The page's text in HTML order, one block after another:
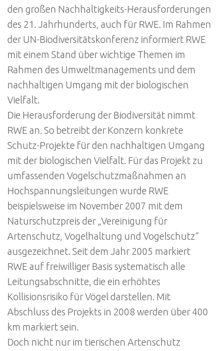
den großen Nachhaltigkeits-Herausforderungen
des 21. Jahrhunderts, auch für RWE. Im Rahmen
der UN-Biodiversitätskonferenz informiert RWE
mit einem Stand über wichtige Themen im
Rahmen des Umweltmanagements und dem
nachhaltigen Umgang mit der biologischen
Vielfalt.
Die Herausforderung der Biodiversität nimmt
RWE an. So betreibt der Konzern konkrete
Schutz-Projekte für den nachhaltigen Umgang
mit der biologischen Vielfalt. Für das Projekt zu
umfassenden Vogelschutzmaßnahmen an
Hochspannungsleitungen wurde RWE
beispielsweise im November 2007 mit dem
Naturschutzpreis der „Vereinigung für
Artenschutz, Vogelhaltung und Vogelschutz“
ausgezeichnet. Seit dem Jahr 2005 markiert
RWE auf freiwilliger Basis systematisch alle
Leitungsabschnitte, die ein erhöhtes
Kollisionsrisiko für Vögel darstellen. Mit
Abschluss des Projekts in 2008 werden über 400
km markiert sein.
Doch nicht nur im tierischen Artenschutz